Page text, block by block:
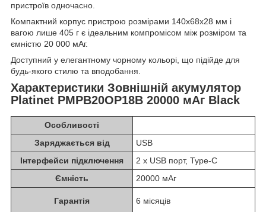
пристроїв одночасно.
Компактний корпус пристрою розмірами 140x68x28 мм і
вагою лише 405 г є ідеальним компромісом між розміром та
ємністю 20 000 мАг.
Доступний у елегантному чорному кольорі, що підійде для
будь-якого стилю та вподобання.
Характеристики Зовнішній акумулятор
Platinet PMPB20OP18B 20000 мАг Black
Особливості
Заряджається від
USB
Інтерфейси підключення
2 х USB порт, Type-C
Ємність
20000 мАг
Гарантія 6 місяців